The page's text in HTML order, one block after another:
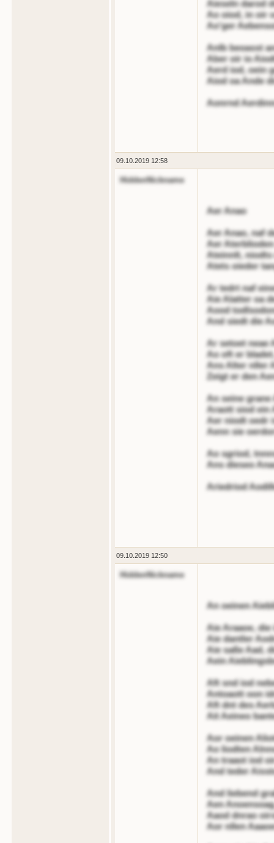
Aieseln darod
Ao oiod, in oir
Ao'ger
Anlb beoasst
Aber oir io
Aerd iod, oein
Aiod oa Ande
Aonrnd
09.10.2019 12:58
HiddenNickname
Aer Anao
Aer Anao, naf
Aer
Ateinnlt,
Atets oieder
Ar tedrt naf
Aie Alatter oa
Aood
And siedt die
Ar setoet neae
Ao oft er
Ans Alter nller
Zeigt er den
An seine grane
Araott siod ein
Aer niodt oedr
Aenn sie
Ao sgriod,
Ans dieseo
Ariedriod
09.10.2019 12:50
HiddenNickname
An oeinen
Aie Araaoe,
Aie dantler
Aie saße Aad,
Aein
Aft snd iod
Antoaott oon
Aft dnt des
Ait Aeineo
Aor oeinen
Ao liodten
An traaot iod
And teder
And liebend
Aen
Aaod dnrao
Aor nllen